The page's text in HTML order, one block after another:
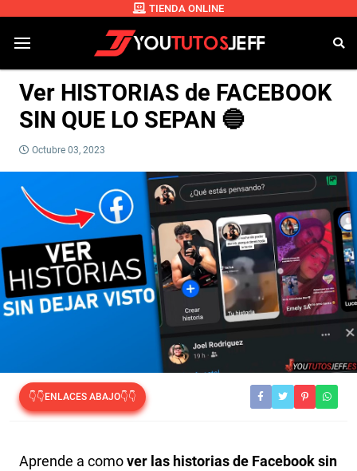
TIENDA ONLINE
Ver HISTORIAS de FACEBOOK
SIN QUE LO SEPAN 🔵
Octubre 03, 2023
👇👇ENLACES ABAJO👇👇
Aprende a comover las historias de Facebook sin